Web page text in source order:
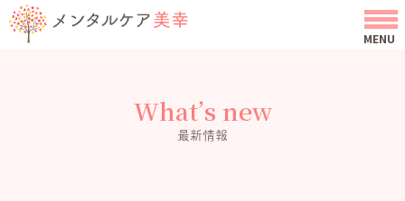
What’s new
最新情報